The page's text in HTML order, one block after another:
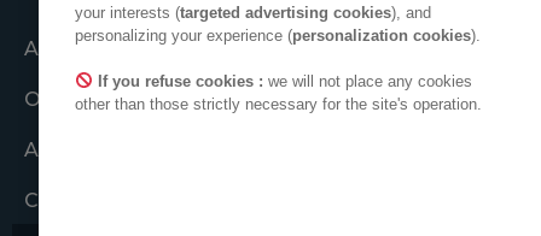
Atuando em conjunto
O coletivo ADEO
ADEO no mundo
Compromissos éticos
your interests (targeted advertising cookies), and
personalizing your experience (personalization cookies).
If you refuse cookies : we will not place any cookies
other than those strictly necessary for the site's operation.